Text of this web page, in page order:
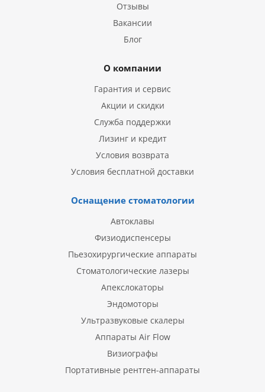
Отзывы
Вакансии
Блог
О компании
Гарантия и сервис
Акции и скидки
Служба поддержки
Лизинг и кредит
Условия возврата
Условия бесплатной доставки
Оснащение стоматологии
Автоклавы
Физиодиспенсеры
Пьезохирургические аппараты
Стоматологические лазеры
Апекслокаторы
Эндомоторы
Ультразвуковые скалеры
Аппараты Air Flow
Визиографы
Портативные рентген-аппараты